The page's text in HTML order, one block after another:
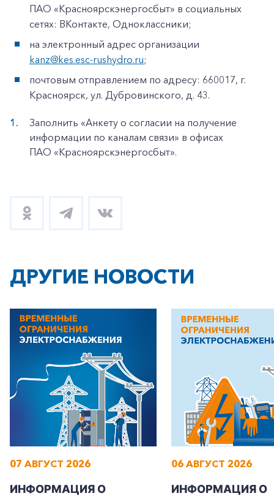
ПАО «Красноярскэнергосбыт» в социальных
сетях: ВКонтакте, Одноклассники;
на электронный адрес организации
kanz@kes.esc-rushydro.ru;
почтовым отправлением по адресу: 660017, г.
Красноярск, ул. Дубровинского, д. 43.
Заполнить «Анкету о согласии на получение
информации по каналам связи» в офисах
ПАО «Красноярскэнергосбыт».
ДРУГИЕ НОВОСТИ
07 АВГУСТ 2026
ИНФОРМАЦИЯ О
06 АВГУСТ 2026
ИНФОРМАЦИЯ О